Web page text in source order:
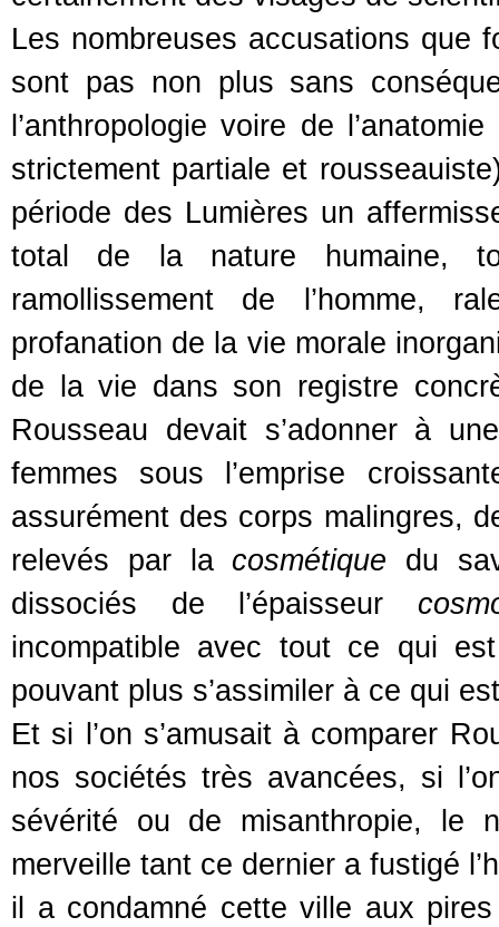
Les nombreuses accusations que
sont pas non plus sans
l’anthropologie voire de
strictement partiale et
période des Lumières un
total de la nature humaine,
ramollissement de l’homme,
profanation de la vie morale
de la vie dans son registre
Rousseau devait s’adonner à
femmes sous l’emprise
assurément des corps malingres,
relevés par la cosmétique du
dissociés de l’épaisseur
incompatible avec tout ce qui
pouvant plus s’assimiler à ce qui
Et si l’on s’amusait à comparer
nos sociétés très avancées, si
sévérité ou de misanthropie, le
merveille tant ce dernier a fustigé
il a condamné cette ville aux